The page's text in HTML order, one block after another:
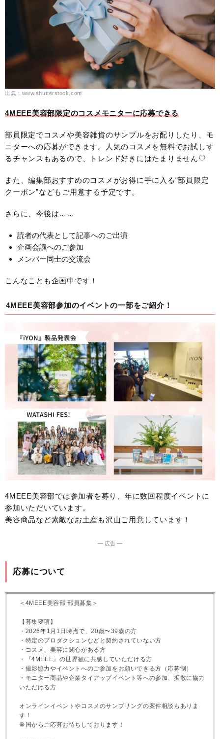
出典：www.shutterstock.com
4MEEE美容部限定のコスメモニターに応募できる
部員限定でコスメや美容雑貨のサンプルをお配りしたり、モ
ニターへの応募ができます。人気のコスメを無料でお試しす
るチャンスもあるので、トレンド好きにはたまりません♡
また、編集部おすすめのコスメがお得に手に入る“部員限定
クーポン”などもご用意する予定です。
さらに、今後は……
読者の代表として記事へのご出演
企画会議へのご参加
メンバー同士の交流会
こんなことも企画中です！
4MEEE美容部参加のイベントの一部をご紹介！
4MEEE美容部では参加者を募り、年に数回程度イベントに
参加いただいています。
美容商品など素敵なお土産も沢山ご用意しています！
― 広告 ―
応募について
＜4MEEE美容部 部員募集＞
【募集要項】
・2026年1月1日時点で、20歳〜39歳の方
・特定のプロダクションなどと契約されていない方
・コスメ、美容に関心がある方
・『4MEEE』の世界観に共感していただける方
・撮影協力やイベントへのご参加をお願いできる方（応募制）
・モニター商品や企業タイアップイベント等への参加、拡散に協力
いただける方
オンラインイベントやコスメのサンプリングの案件相談もありま
す！
全国からご応募お待ちしております！